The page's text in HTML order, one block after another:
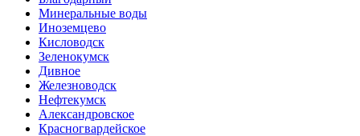
Минеральные воды
Иноземцево
Кисловодск
Зеленокумск
Дивное
Железноводск
Нефтекумск
Александровское
Красногвардейское